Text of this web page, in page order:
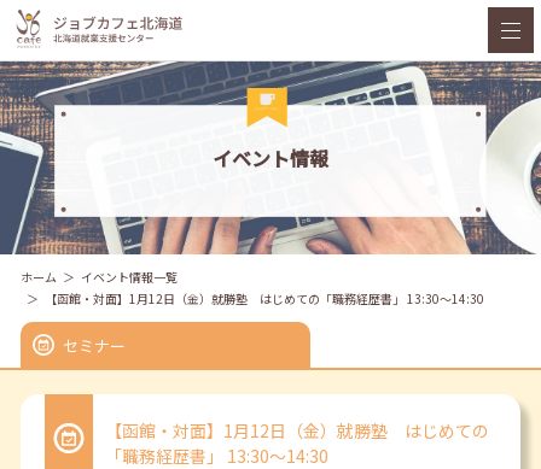
イベント情報
ホーム
イベント情報一覧
【函館・対面】1月12日（金）就勝塾 はじめての「職務経歴書」 13:30～14:30
セミナー
【函館・対面】1月12日（金）就勝塾 はじめての
「職務経歴書」 13:30～14:30